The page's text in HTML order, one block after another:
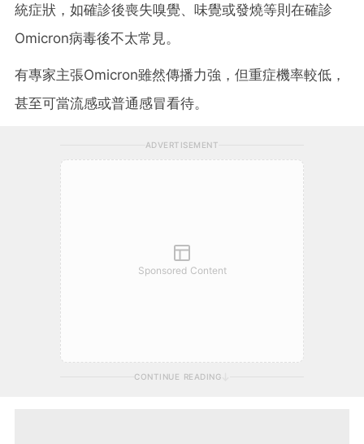
統症狀，如確診後喪失嗅覺、味覺或發燒等則在確診
Omicron病毒後不太常見。
有專家主張Omicron雖然傳播力強，但重症機率較低，
甚至可當流感或普通感冒看待。
ADVERTISEMENT
Sponsored Content
CONTINUE READING